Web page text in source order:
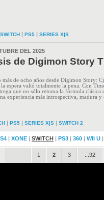
SWITCH | PS5 | SERIES X|S
DEL 2025
de Digimon Story
más de ocho años desde Digimon Story:
espera valió totalmente la pena. Con
que no sólo retoma la fórmula clásica
experiencia más introspectiva, madura y
| PS5 | SERIES X|S | SWITCH 2
| XONE | SWITCH | PS3 | 360 | WII U
1 2 3 ...92